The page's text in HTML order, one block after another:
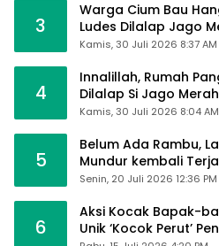
3
Warga Cium Bau
Ludes Dilalap Jago
Kamis, 30 Juli 2026 8:37 AM
4
Innalillah, Rumah
Dilalap Si Jago Merah
Kamis, 30 Juli 2026 8:04 AM
5
Belum Ada Rambu,
Mundur kembali
Sumpallabbu
Senin, 20 Juli 2026 12:36 PM
6
Aksi Kocak Bapak-
Unik ‘Kocok Perut’